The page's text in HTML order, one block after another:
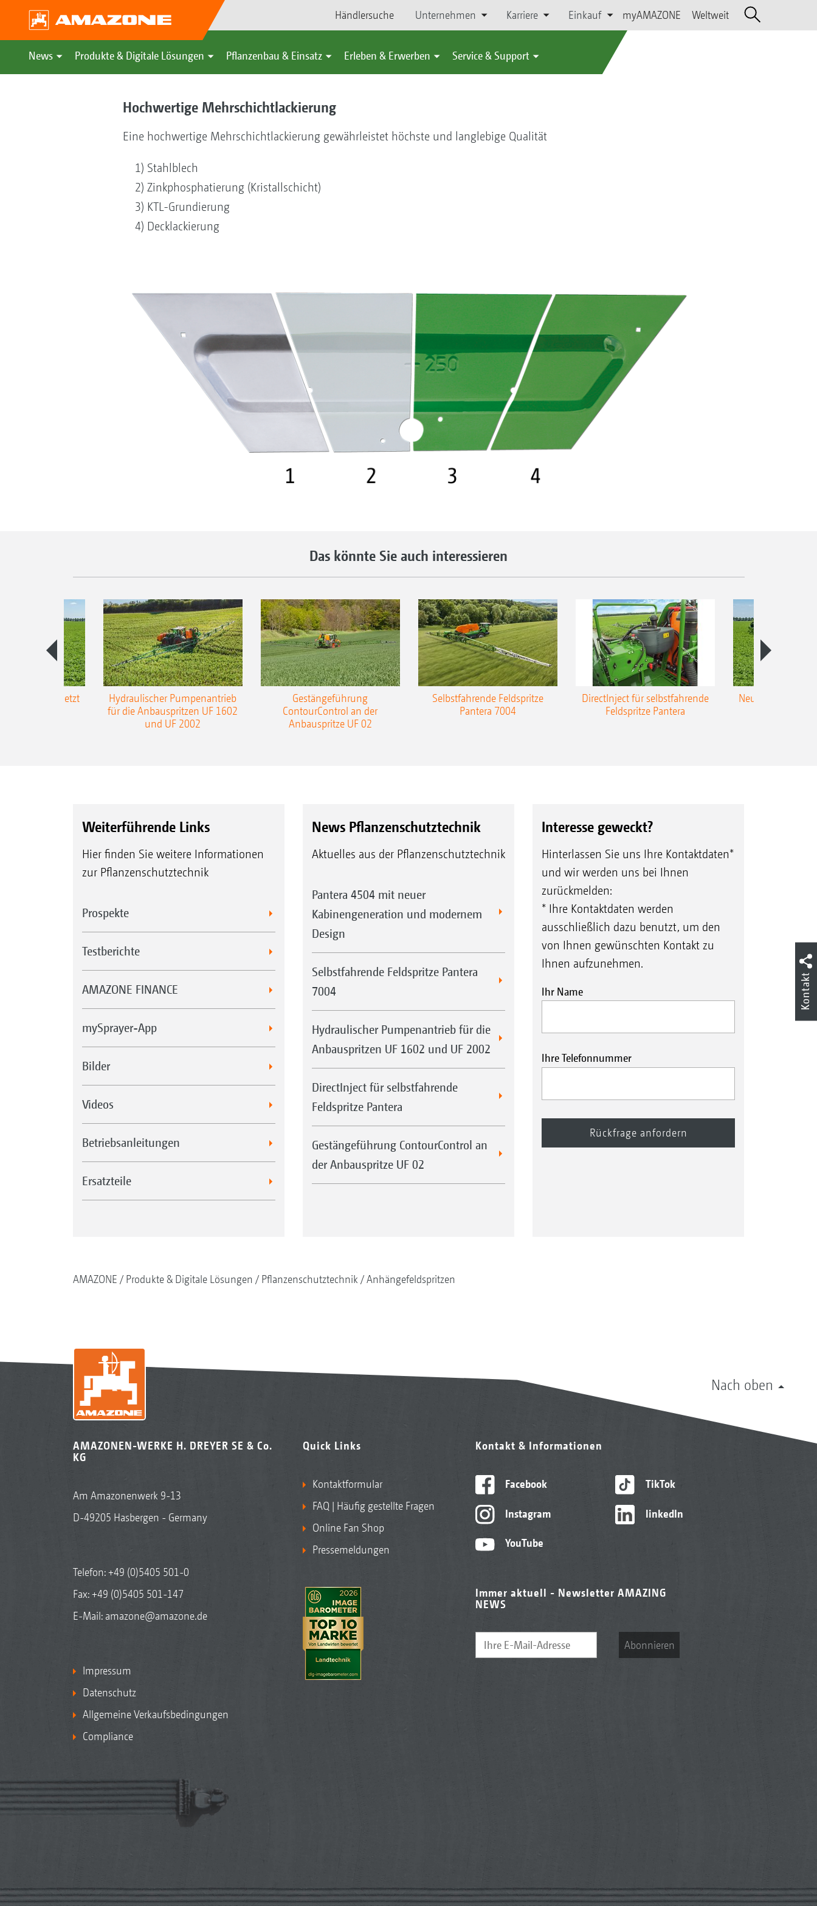
Händlersuche Unternehmen Karriere Einkauf myAMAZONE Weltweit
News Produkte & Digitale Lösungen Pflanzenbau & Einsatz Erleben & Erwerben Service & Support
Hochwertige Mehrschichtlackierung
Eine hochwertige Mehrschichtlackierung gewährleistet höchste und langlebige Qualität
1) Stahlblech
2) Zinkphosphatierung (Kristallschicht)
3) KTL-Grundierung
4) Decklackierung
Das könnte Sie auch interessieren
L3-Gestänge jetzt
Hydraulischer Pumpenantrieb
für die Anbauspritzen UF 1602
und UF 2002
Gestängeführung
ContourControl an der
Anbauspritze UF 02
Selbstfahrende Feldspritze
Pantera 7004
DirectInject für selbstfahrende
Feldspritze Pantera
Neue Super-L3-
Weiterführende Links
Hier finden Sie weitere Informationen
zur Pflanzenschutztechnik
Prospekte
Testberichte
AMAZONE FINANCE
mySprayer-App
Bilder
Videos
Betriebsanleitungen
Ersatzteile
News Pflanzenschutztechnik
Aktuelles aus der Pflanzenschutztechnik
Pantera 4504 mit neuer
Kabinengeneration und modernem
Design
Selbstfahrende Feldspritze Pantera
7004
Hydraulischer Pumpenantrieb für die
Anbauspritzen UF 1602 und UF 2002
DirectInject für selbstfahrende
Feldspritze Pantera
Gestängeführung ContourControl an
der Anbauspritze UF 02
Interesse geweckt?
Hinterlassen Sie uns Ihre Kontaktdaten*
und wir werden uns bei Ihnen
zurückmelden:
* Ihre Kontaktdaten werden
ausschließlich dazu benutzt, um den
von Ihnen gewünschten Kontakt zu
Ihnen aufzunehmen.
Ihr Name
Ihre Telefonnummer
AMAZONE Produkte & Digitale Lösungen Pflanzenschutztechnik Anhängefeldspritzen
Nach oben
AMAZONEN-WERKE H. DREYER SE & Co.
KG
Am Amazonenwerk 9-13
D-49205 Hasbergen - Germany
Telefon:+49 (0)5405 501-0
Fax: +49 (0)5405 501-147
E-Mail: amazone@amazone.de
Impressum
Datenschutz
Allgemeine Verkaufsbedingungen
Compliance
Quick Links
Kontaktformular
FAQ | Häufig gestellte Fragen
Online Fan Shop
Pressemeldungen
Kontakt & Informationen
Facebook
Instagram
YouTube
TikTok
linkedIn
Immer aktuell - Newsletter AMAZING
NEWS
Abonnieren
Kontakt